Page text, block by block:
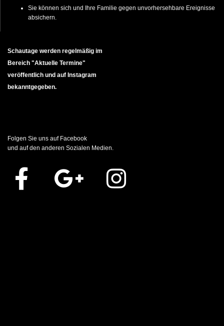
Sie können sich und Ihre Familie gegen unvorhersehbare Ereignisse
absichern.
Schautage werden regelmäßig im
Bereich "Aktuelle Termine"
veröffentlich und auf Instagram
bekanntgegeben.
Folgen Sie uns auf Facebook
und auf den anderen Sozialen Medien.